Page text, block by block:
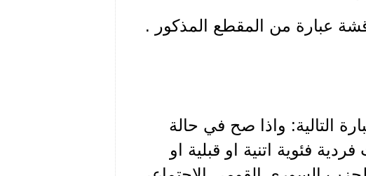
عبارة من المقطع المذكور .
التالية: واذا صح في حالة
فئوية اتنية او قبلية او